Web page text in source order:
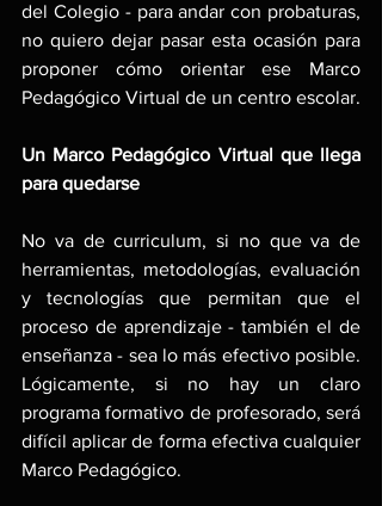
del Colegio - para andar con probaturas,
no quiero dejar pasar esta ocasión para
proponer cómo orientar ese Marco
Pedagógico Virtual de un centro escolar.
Un Marco Pedagógico Virtual que llega
para quedarse
No va de curriculum, si no que va de
herramientas, metodologías, evaluación
y tecnologías que permitan que el
proceso de aprendizaje - también el de
enseñanza - sea lo más efectivo posible.
Lógicamente, si no hay un claro
programa formativo de profesorado, será
difícil aplicar de forma efectiva cualquier
Marco Pedagógico.